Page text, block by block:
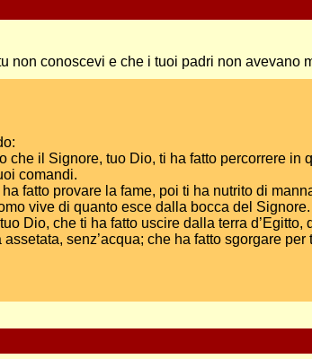
non conoscevi e che i tuoi padri non avevano
che il Signore, tuo Dio, ti ha fatto percorrere
comandi.
fatto provare la fame, poi ti ha nutrito di
vive di quanto esce dalla bocca del Signore.
Dio, che ti ha fatto uscire dalla terra
senz’acqua; che ha fatto sgorgare